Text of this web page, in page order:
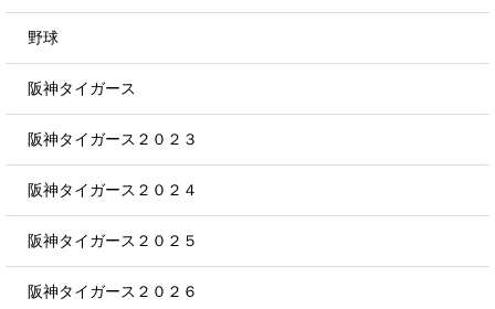
野球
阪神タイガース
阪神タイガース２０２３
阪神タイガース２０２４
阪神タイガース２０２５
阪神タイガース２０２６